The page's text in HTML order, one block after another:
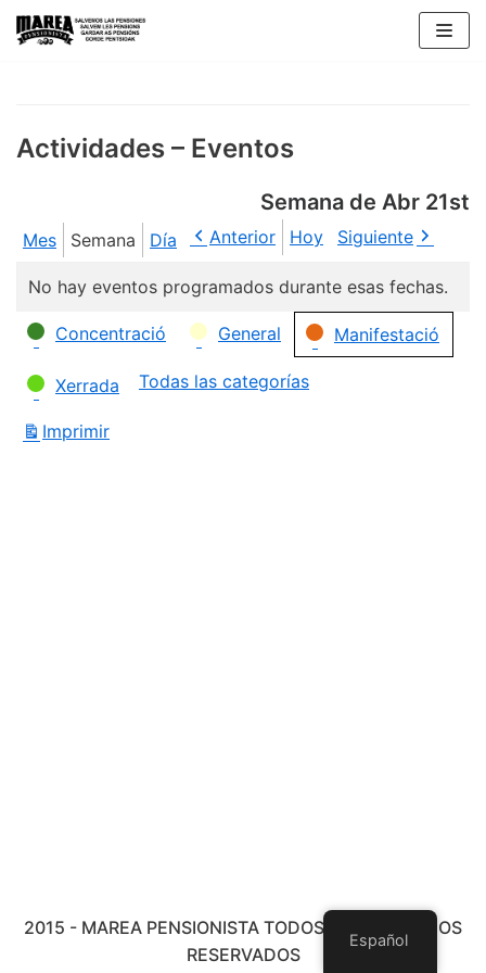
Saltar
Actividades – Eventos
Semana de Abr 21st
Mes Semana Día Anterior Hoy Siguiente
No hay eventos programados durante esas fechas.
Categorías
Concentració General Manifestació
Xerrada Todas las categorías
Imprimir
2015 - MAREA PENSIONISTA TODOS LOS DERECHOS
RESERVADOS
Español